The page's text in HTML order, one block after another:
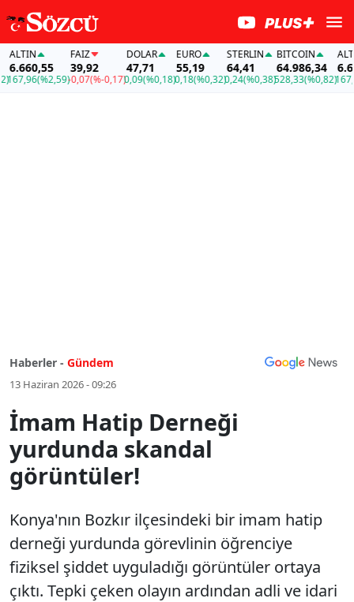
(%2,59)
FAİZ
39,92
-0,07(%-0,17)
DOLAR
47,71
0,09(%0,18)
EURO
55,19
0,18(%0,32)
STERLIN
64,41
0,24(%0,38)
BITCOIN
64.986,34
528,33(%0,82)
ALTIN
167,96
Haberler - Gündem
13 Haziran 2026 - 09:26
İmam Hatip Derneği
yurdunda skandal
görüntüler!
Konya'nın Bozkır ilçesindeki bir imam hatip
derneği yurdunda görevlinin öğrenciye
fiziksel şiddet uyguladığı görüntüler ortaya
çıktı. Tepki çeken olayın ardından adli ve idari